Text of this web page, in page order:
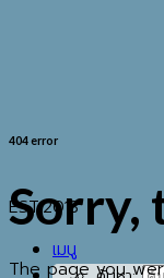
EST.2013
เมนู
404 error
Sorry,
The page you